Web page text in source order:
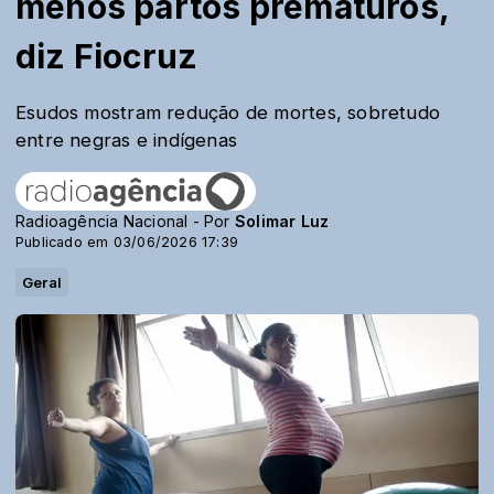
diz Fiocruz
Esudos mostram redução de mortes, sobretudo
entre negras e indígenas
Radioagência Nacional - Por Solimar Luz
Publicado em 03/06/2026 17:39
Geral